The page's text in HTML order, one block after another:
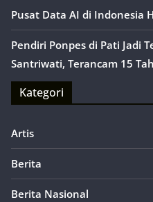
Pusat Data AI di Indonesia
Pendiri Ponpes di Pati Jadi
Santriwati, Terancam 15
Kategori
Artis
Berita
Berita Nasional